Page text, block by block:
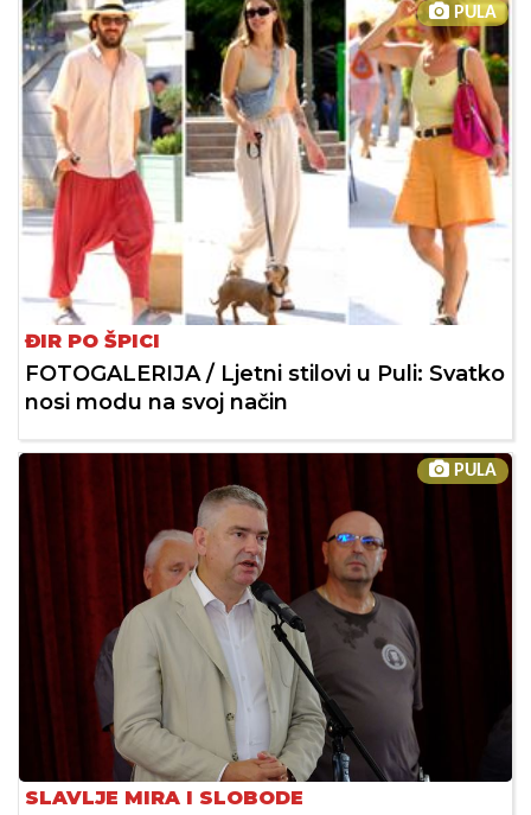
PULA
ĐIR PO ŠPICI
FOTOGALERIJA / Ljetni stilovi u Puli: Svatko
nosi modu na svoj način
PULA
SLAVLJE MIRA I SLOBODE